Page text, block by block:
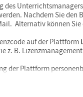
des
Nachdem Sie den
Alternativ können
auf der Plattform
z. B.
der Plattform